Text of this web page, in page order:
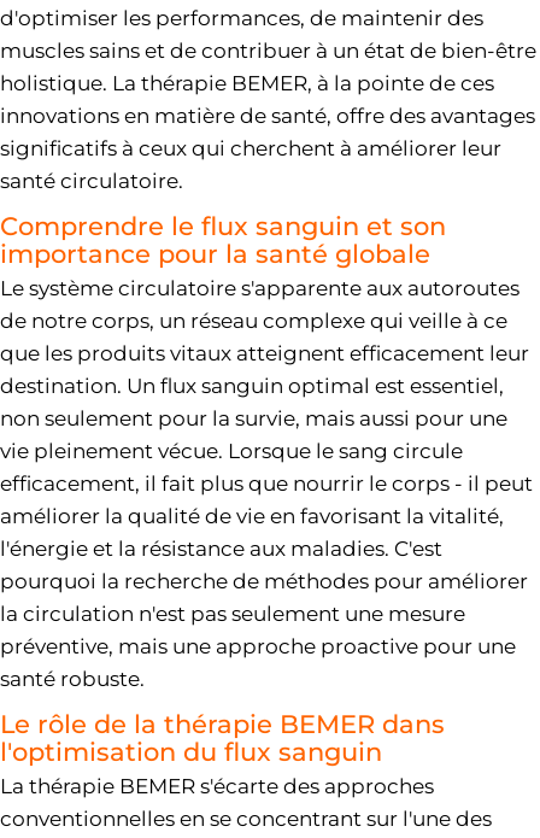
d'optimiser les performances, de maintenir des
muscles sains et de contribuer à un état de bien-être
holistique. La thérapie BEMER, à la pointe de ces
innovations en matière de santé, offre des avantages
significatifs à ceux qui cherchent à améliorer leur
santé circulatoire.
Comprendre le flux sanguin et son
importance pour la santé globale
Le système circulatoire s'apparente aux autoroutes
de notre corps, un réseau complexe qui veille à ce
que les produits vitaux atteignent efficacement leur
destination. Un flux sanguin optimal est essentiel,
non seulement pour la survie, mais aussi pour une
vie pleinement vécue. Lorsque le sang circule
efficacement, il fait plus que nourrir le corps - il peut
améliorer la qualité de vie en favorisant la vitalité,
l'énergie et la résistance aux maladies. C'est
pourquoi la recherche de méthodes pour améliorer
la circulation n'est pas seulement une mesure
préventive, mais une approche proactive pour une
santé robuste.
Le rôle de la thérapie BEMER dans
l'optimisation du flux sanguin
La thérapie BEMER s'écarte des approches
conventionnelles en se concentrant sur l'une des